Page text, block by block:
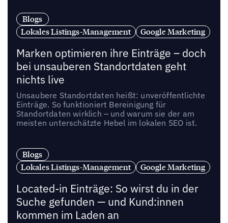
Blogs
Lokales Listings-Management
Google Marketing
Marken optimieren ihre Einträge – doch
bei unsauberen Standortdaten geht
nichts live
Unsaubere Standortdaten heißt: unveröffentlichte
Einträge. So funktioniert Bereinigung für
Standortdaten wirklich – und warum sie der am
meisten unterschätzte Hebel im lokalen SEO ist.
Blogs
Lokales Listings-Management
Google Marketing
Located-in Einträge: So wirst du in der
Suche gefunden — und Kund:innen
kommen im Laden an